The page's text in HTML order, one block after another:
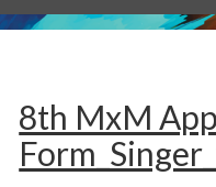
8th MxM